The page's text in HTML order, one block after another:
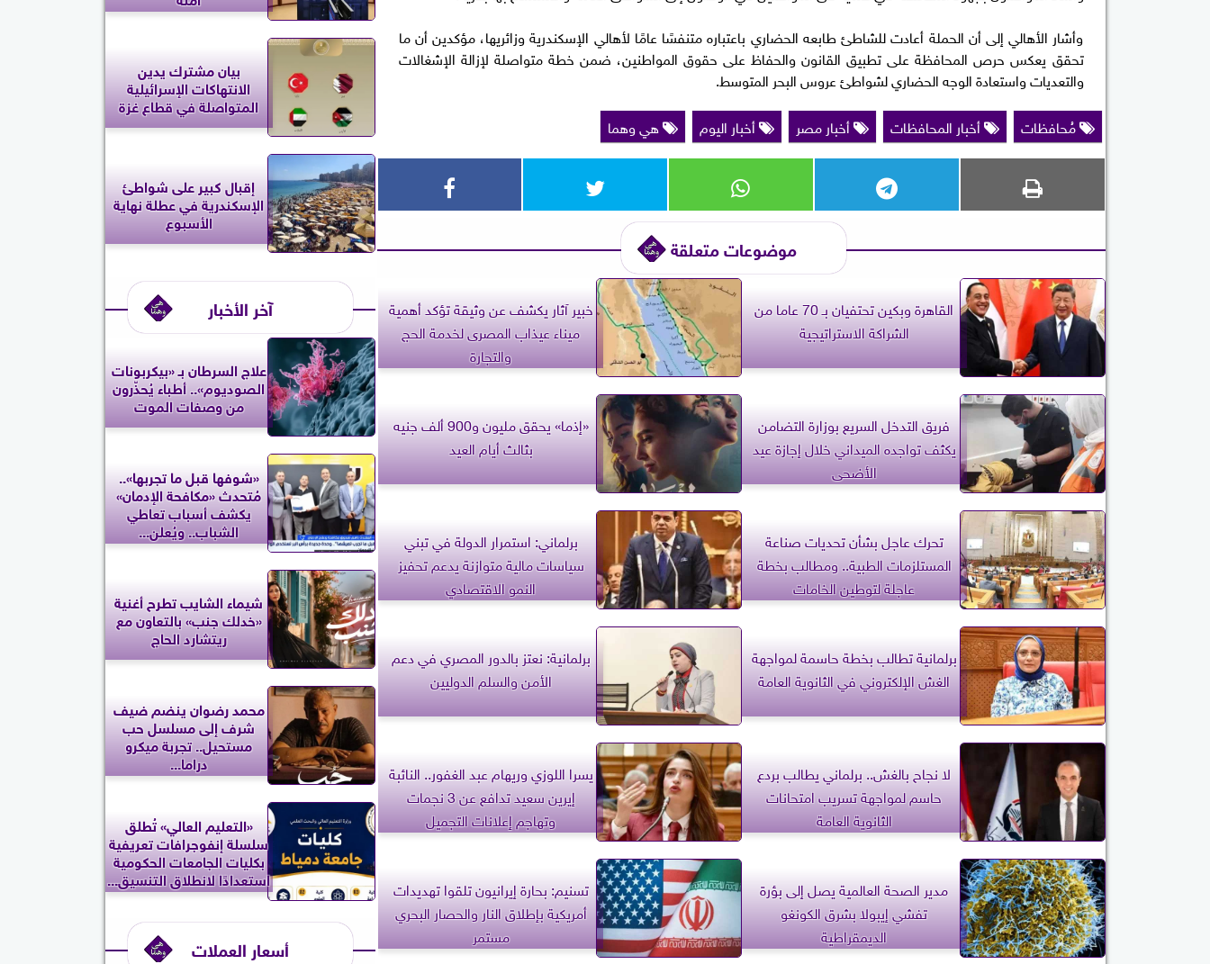
وأشار الأهالي إلى أن الحملة أعادت للشاطئ طابعه الحضاري باعتباره متنفسًا عامًا لأهالي الإسكندرية وزائريها، مؤكدين أن ما
تحقق يعكس حرص المحافظة على تطبيق القانون والحفاظ على حقوق المواطنين، ضمن خطة متواصلة لإزالة الإشغالات
والتعديات واستعادة الوجه الحضاري لشواطئ عروس البحر المتوسط.
مُحافظات
أخبار المحافظات أخبار مصر أخبار اليوم هي وهما
موضوعات متعلقة
القاهرة وبكين تحتفيان بـ 70 عاما من
الشراكة الاستراتيجية
خبير آثار يكشف عن وثيقة تؤكد أهمية
ميناء عيذاب المصرى لخدمة الحج
والتجارة
فريق التدخل السريع بوزارة التضامن
يكثف تواجده الميداني خلال إجازة عيد
الأضحى
«إذما» يحقق مليون و900 ألف جنيه
بثالث أيام العيد
تحرك عاجل بشأن تحديات صناعة
المستلزمات الطبية.. ومطالب بخطة
عاجلة لتوطين الخامات
برلماني: استمرار الدولة في تبني
سياسات مالية متوازنة يدعم تحفيز
النمو الاقتصادي
برلمانية تطالب بخطة حاسمة لمواجهة
الغش الإلكتروني في الثانوية العامة
برلمانية: نعتز بالدور المصري في دعم
الأمن والسلم الدوليين
لا نجاح بالغش.. برلماني يطالب بردع
حاسم لمواجهة تسريب امتحانات
الثانوية العامة
يسرا اللوزي وريهام عبد الغفور.. النائبة
إيرين سعيد تدافع عن 3 نجمات
وتهاجم إعلانات التجميل
مدير الصحة العالمية يصل إلى بؤرة
تفشي إيبولا بشرق الكونغو
الديمقراطية
تسنيم: بحارة إيرانيون تلقوا تهديدات
أمريكية بإطلاق النار والحصار البحري
مستمر
بيان مشترك يدين
الانتهاكات الإسرائيلية
المتواصلة في قطاع غزة
إقبال كبير على شواطئ
الإسكندرية في عطلة نهاية
الأسبوع
آخر الأخبار
علاج السرطان بـ «بيكربونات
الصوديوم».. أطباء يُحذّرون
من وصفات الموت
«شوفها قبل ما تجربها»..
مُتحدث «مكافحة الإدمان»
يكشف أسباب تعاطي
الشباب.. ويُعلن...
شيماء الشايب تطرح أغنية
«خدلك جنب» بالتعاون مع
ريتشارد الحاج
محمد رضوان ينضم ضيف
شرف إلى مسلسل حب
مستحيل.. تجربة ميكرو
دراما...
«التعليم العالي» تُطلق
سلسلة إنفوجرافات تعريفية
بكليات الجامعات الحكومية
استعدادًا لانطلاق التنسيق...
أسعار العملات